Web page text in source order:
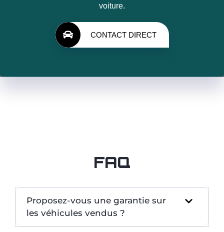
voiture.
CONTACT DIRECT
FAQ
Proposez-vous une garantie sur
les véhicules vendus ?